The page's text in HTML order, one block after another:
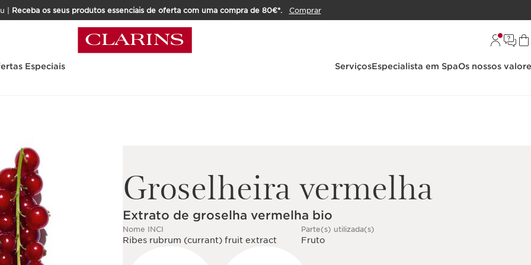
| Receba os seus produtos essenciais de oferta com uma compra de 80€*. Comprar
Especiais ServiçosEspecialista em SpaOs nossos
Groselheira vermelha
Extrato de groselha vermelha bio
Nome INCI
Ribes rubrum (currant) fruit extract
Parte(s) utilizada(s)
Fruto